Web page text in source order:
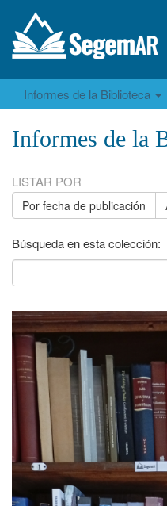
Informes de la Biblioteca
Informes de la
LISTAR POR
Por fecha de publicación
Búsqueda en esta colección: